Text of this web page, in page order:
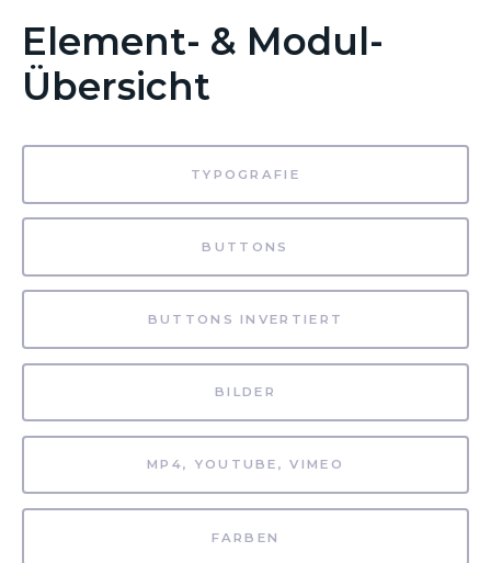
Element- & Modul-
Übersicht
TYPOGRAFIE
BUTTONS
BUTTONS INVERTIERT
BILDER
MP4, YOUTUBE, VIMEO
FARBEN